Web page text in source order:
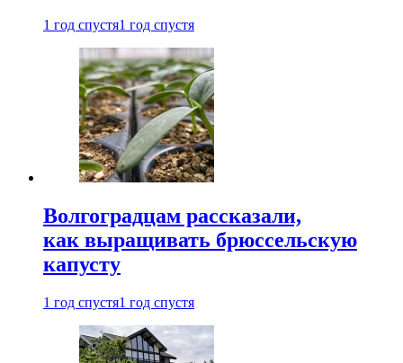
1 год спустя1 год спустя
Волгоградцам рассказали,
как выращивать брюссельскую
капусту
1 год спустя1 год спустя